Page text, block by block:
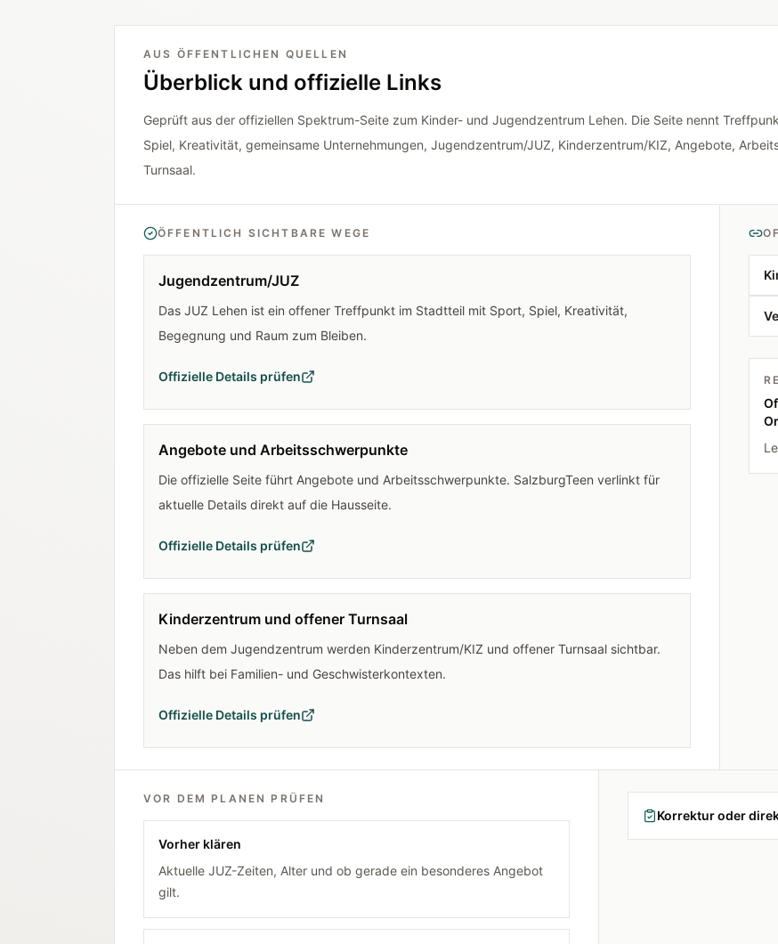
AUS ÖFFENTLICHEN QUELLEN
Überblick und offizielle Links
Geprüft aus der offiziellen Spektrum-Seite zum Kinder- und Jugendzentrum Lehen. Die Seite nennt
Spiel, Kreativität, gemeinsame Unternehmungen, Jugendzentrum/JUZ, Kinderzentrum/KIZ, Angebote,
Turnsaal.
ÖFFENTLICH SICHTBARE WEGE
Jugendzentrum/JUZ
Das JUZ Lehen ist ein offener Treffpunkt im Stadtteil mit Sport, Spiel, Kreativität,
Begegnung und Raum zum Bleiben.
Offizielle Details prüfen
Angebote und Arbeitsschwerpunkte
Die offizielle Seite führt Angebote und Arbeitsschwerpunkte. SalzburgTeen verlinkt für
aktuelle Details direkt auf die Hausseite.
Offizielle Details prüfen
Kinderzentrum und offener Turnsaal
Neben dem Jugendzentrum werden Kinderzentrum/KIZ und offener Turnsaal sichtbar.
Das hilft bei Familien- und Geschwisterkontexten.
Offizielle Details prüfen
VOR DEM PLANEN PRÜFEN
Vorher klären
Aktuelle JUZ-Zeiten, Alter und ob gerade ein besonderes Angebot
gilt.
Korrektur oder